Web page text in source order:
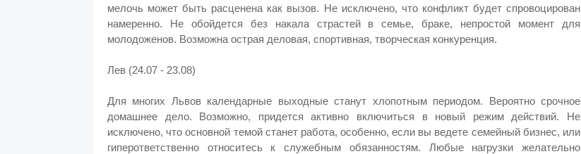
мелочь может быть расценена как вызов. Не исключено, что конфликт будет спровоцирован
намеренно. Не обойдется без накала страстей в семье, браке, непростой момент для
молодоженов. Возможна острая деловая, спортивная, творческая конкуренция.
Лев (24.07 - 23.08)
Для многих Львов календарные выходные станут хлопотным периодом. Вероятно срочное
домашнее дело. Возможно, придется активно включиться в новый режим действий. Не
исключено, что основной темой станет работа, особенно, если вы ведете семейный бизнес, или
гиперответственно относитесь к служебным обязанностям. Любые нагрузки желательно